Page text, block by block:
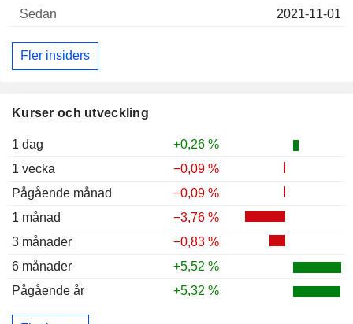
Kurser och utveckling
1 dag
+0,26 %
1 vecka
−0,09 %
Pågående månad
−0,09 %
1 månad
−3,76 %
3 månader
−0,83 %
6 månader
+5,52 %
Pågående år
+5,32 %
2021-11-01
Fler insiders